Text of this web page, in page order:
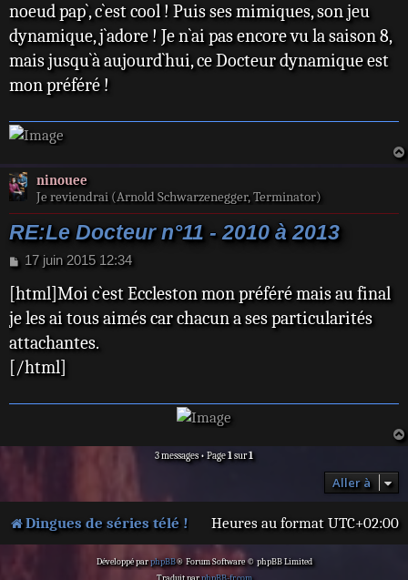
a
g
e
noeud pap`, c`est cool ! Puis ses mimiques, son jeu
dynamique, j`adore ! Je n`ai pas encore vu la saison 8,
mais jusqu`à aujourd`hui, ce Docteur dynamique est
mon préféré !
ninouee
Je reviendrai (Arnold Schwarzenegger, Terminator)
RE:Le Docteur n°11 - 2010 à 2013
M
s
s
a
g
e
17 juin 2015 12:34
[html]Moi c`est Eccleston mon préféré mais au final
je les ai tous aimés car chacun a ses particularités
attachantes.
[/html]
3 messages • Page1sur1
Aller à
Dingues de séries télé ! Heures au format UTC+02:00
Développé parphpBB® Forum Software © phpBB Limited